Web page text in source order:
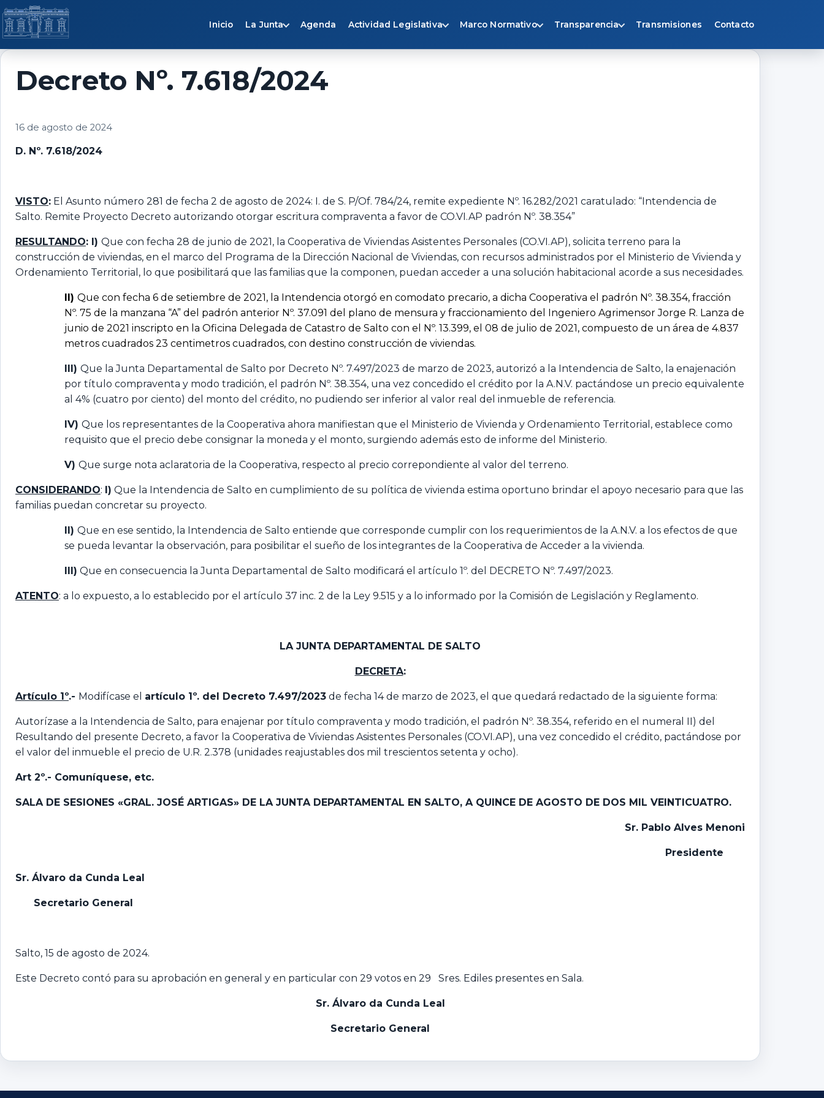
Saltar al contenido
Inicio La Junta Agenda Actividad Legislativa Marco Normativo Transparencia Transmisiones Contacto
Decreto Nº. 7.618/2024
16 de agosto de 2024
D. Nº. 7.618/2024
VISTO: El Asunto número 281 de fecha 2 de agosto de 2024: I. de S. P/Of. 784/24, remite expediente Nº. 16.282/2021 caratulado: “Intendencia de
Salto. Remite Proyecto Decreto autorizando otorgar escritura compraventa a favor de CO.VI.AP padrón Nº. 38.354”
RESULTANDO: I) Que con fecha 28 de junio de 2021, la Cooperativa de Viviendas Asistentes Personales (CO.VI.AP), solicita terreno para la
construcción de viviendas, en el marco del Programa de la Dirección Nacional de Viviendas, con recursos administrados por el Ministerio de Vivienda y
Ordenamiento Territorial, lo que posibilitará que las familias que la componen, puedan acceder a una solución habitacional acorde a sus necesidades.
II) Que con fecha 6 de setiembre de 2021, la Intendencia otorgó en comodato precario, a dicha Cooperativa el padrón Nº. 38.354, fracción
Nº. 75 de la manzana “A” del padrón anterior Nº. 37.091 del plano de mensura y fraccionamiento del Ingeniero Agrimensor Jorge R. Lanza de
junio de 2021 inscripto en la Oficina Delegada de Catastro de Salto con el Nº. 13.399, el 08 de julio de 2021, compuesto de un área de 4.837
metros cuadrados 23 centimetros cuadrados, con destino construcción de viviendas.
III) Que la Junta Departamental de Salto por Decreto Nº. 7.497/2023 de marzo de 2023, autorizó a la Intendencia de Salto, la enajenación
por título compraventa y modo tradición, el padrón Nº. 38.354, una vez concedido el crédito por la A.N.V. pactándose un precio equivalente
al 4% (cuatro por ciento) del monto del crédito, no pudiendo ser inferior al valor real del inmueble de referencia.
IV) Que los representantes de la Cooperativa ahora manifiestan que el Ministerio de Vivienda y Ordenamiento Territorial, establece como
requisito que el precio debe consignar la moneda y el monto, surgiendo además esto de informe del Ministerio.
V) Que surge nota aclaratoria de la Cooperativa, respecto al precio correpondiente al valor del terreno.
CONSIDERANDO: I) Que la Intendencia de Salto en cumplimiento de su política de vivienda estima oportuno brindar el apoyo necesario para que las
familias puedan concretar su proyecto.
II) Que en ese sentido, la Intendencia de Salto entiende que corresponde cumplir con los requerimientos de la A.N.V. a los efectos de que
se pueda levantar la observación, para posibilitar el sueño de los integrantes de la Cooperativa de Acceder a la vivienda.
III) Que en consecuencia la Junta Departamental de Salto modificará el artículo 1º. del DECRETO Nº. 7.497/2023.
ATENTO: a lo expuesto, a lo establecido por el artículo 37 inc. 2 de la Ley 9.515 y a lo informado por la Comisión de Legislación y Reglamento.
LA JUNTA DEPARTAMENTAL DE SALTO
DECRETA:
Artículo 1º.- Modifícase el artículo 1º. del Decreto 7.497/2023 de fecha 14 de marzo de 2023, el que quedará redactado de la siguiente forma:
Autorízase a la Intendencia de Salto, para enajenar por título compraventa y modo tradición, el padrón Nº. 38.354, referido en el numeral II) del
Resultando del presente Decreto, a favor la Cooperativa de Viviendas Asistentes Personales (CO.VI.AP), una vez concedido el crédito, pactándose por
el valor del inmueble el precio de U.R. 2.378 (unidades reajustables dos mil trescientos setenta y ocho).
Art 2º.- Comuníquese, etc.
SALA DE SESIONES «GRAL. JOSÉ ARTIGAS» DE LA JUNTA DEPARTAMENTAL EN SALTO, A QUINCE DE AGOSTO DE DOS MIL VEINTICUATRO.
Sr. Pablo Alves Menoni
Presidente
Sr. Álvaro da Cunda Leal
Secretario General
Salto, 15 de agosto de 2024.
Este Decreto contó para su aprobación en general y en particular con 29 votos en 29 Sres. Ediles presentes en Sala.
Sr. Álvaro da Cunda Leal
Secretario General